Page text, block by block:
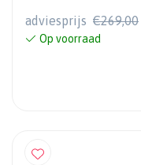
adviesprijs €269,00
Op voorraad